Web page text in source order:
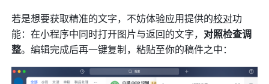
若是想要获取精准的文字，不妨体验应用提供的校对功
能：在小程序中同时打开图片与返回的文字， 对照检查调
整。编辑完成后再一键复制，粘贴至你的稿件之中：